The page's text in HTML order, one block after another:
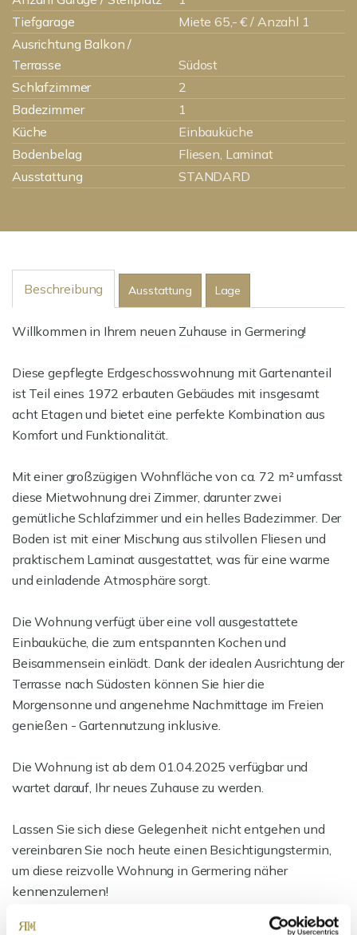
Tiefgarage
Miete 65,- € / Anzahl 1
Ausrichtung Balkon /
Terrasse
Südost
Schlafzimmer
2
Badezimmer
1
Küche
Einbauküche
Bodenbelag
Fliesen, Laminat
Ausstattung
STANDARD
Beschreibung Ausstattung Lage
Willkommen in Ihrem neuen Zuhause in Germering!
Diese gepflegte Erdgeschosswohnung mit Gartenanteil
ist Teil eines 1972 erbauten Gebäudes mit insgesamt
acht Etagen und bietet eine perfekte Kombination aus
Komfort und Funktionalität.
Mit einer großzügigen Wohnfläche von ca. 72 m² umfasst
diese Mietwohnung drei Zimmer, darunter zwei
gemütliche Schlafzimmer und ein helles Badezimmer. Der
Boden ist mit einer Mischung aus stilvollen Fliesen und
praktischem Laminat ausgestattet, was für eine warme
und einladende Atmosphäre sorgt.
Die Wohnung verfügt über eine voll ausgestattete
Einbauküche, die zum entspannten Kochen und
Beisammensein einlädt. Dank der idealen Ausrichtung der
Terrasse nach Südosten können Sie hier die
Morgensonne und angenehme Nachmittage im Freien
genießen - Gartennutzung inklusive.
Die Wohnung ist ab dem 01.04.2025 verfügbar und
wartet darauf, Ihr neues Zuhause zu werden.
Lassen Sie sich diese Gelegenheit nicht entgehen und
vereinbaren Sie noch heute einen Besichtigungstermin,
um diese reizvolle Wohnung in Germering näher
kennenzulernen!